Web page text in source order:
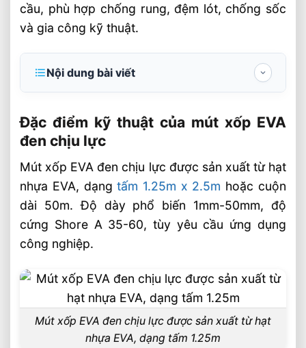
cầu, phù hợp chống rung, đệm lót, chống sốc
và gia công kỹ thuật.
Nội dung bài viết
chịu lực
Thông số cần kiểm tra trước khi đặt hàng
Ý nghĩa của từng thông số trong sản xuất
Ứng dụng thực tế của mút xốp EVA đen
trong công nghiệp
Cách chọn đúng loại EVA cho từng nhu
cầu
Câu hỏi thường gặp về mút xốp EVA đen
chịu lực cho công nghiệp FAQ
Mút xốp EVA đen chịu lực có dùng cho
chống rung máy móc không?
Đặc điểm kỹ thuật của mút xốp EVA
đen chịu lực
Mút xốp EVA đen chịu lực được sản xuất từ hạt
nhựa EVA, dạngtấm 1.25m x 2.5m hoặc cuộn
dài 50m. Độ dày phổ biến 1mm-50mm, độ
cứng Shore A 35-60, tùy yêu cầu ứng dụng
công nghiệp.
Mút xốp EVA đen chịu lực được sản xuất từ hạt
nhựa EVA, dạng tấm 1.25m